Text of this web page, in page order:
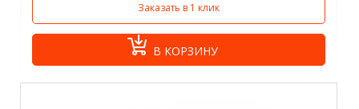
Заказать в 1 клик
В КОРЗИНУ